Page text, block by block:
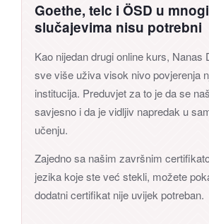
Goethe, telc i ÖSD u
slučajevima nisu potrebni
Kao nijedan drugi online kurs, Nanas
sve više uživa visok nivo povjerenja
institucija. Preduvjet za to je da se
savjesno i da je vidljiv napredak u
učenju.
Zajedno sa našim završnim
jezika koje ste već stekli, možete
dodatni certifikat nije uvijek potreban.